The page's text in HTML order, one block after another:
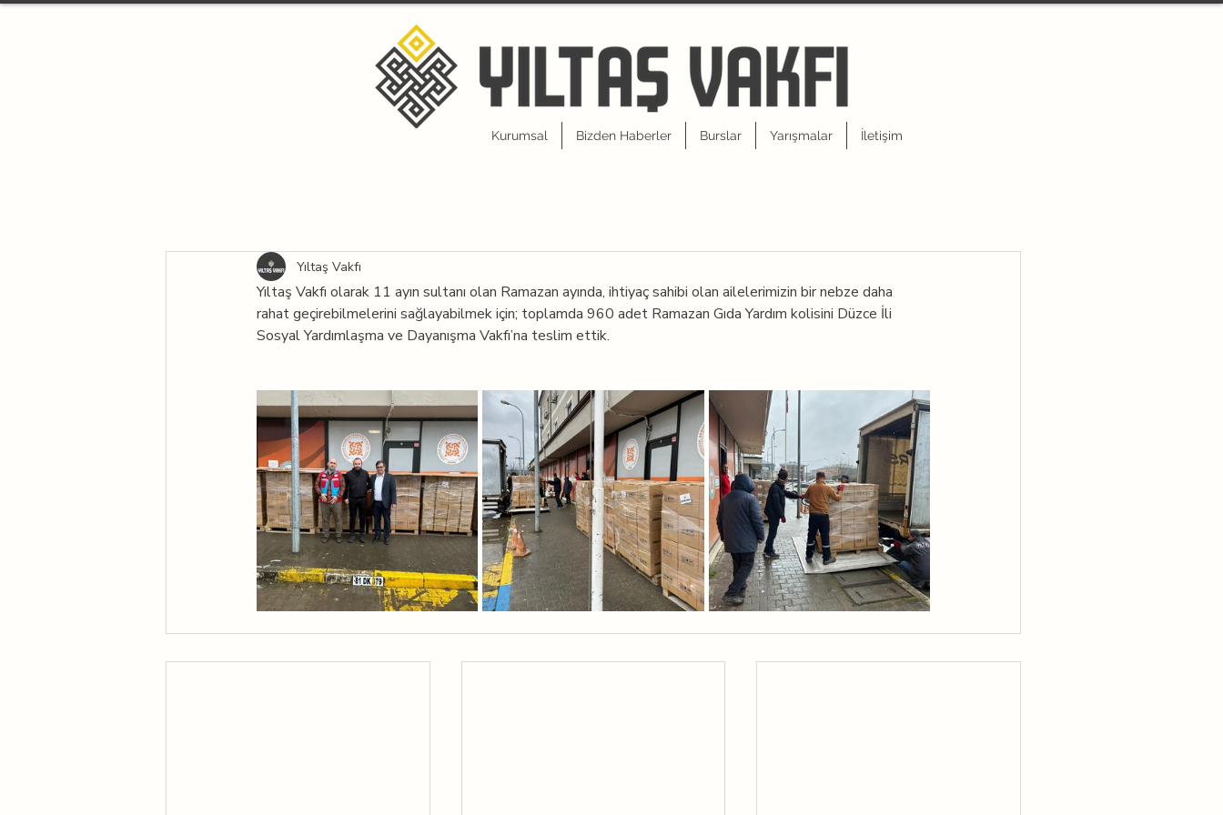
Kurumsal Bizden Haberler Burslar Yarışmalar İletişim
Yıltaş Vakfı
Yıltaş Vakfı olarak 11 ayın sultanı olan Ramazan ayında, ihtiyaç sahibi olan ailelerimizin bir nebze daha
rahat geçirebilmelerini sağlayabilmek için; toplamda 960 adet Ramazan Gıda Yardım kolisini Düzce İli
Sosyal Yardımlaşma ve Dayanışma Vakfı’na teslim ettik.